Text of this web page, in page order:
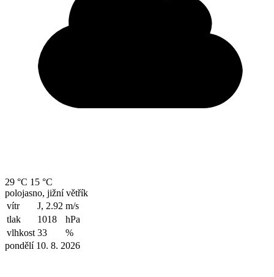
29 °C 15 °C
polojasno, jižní větřík
vítr
J, 2.92 m/s
tlak
1018
hPa
vlhkost 33
%
pondělí 10. 8. 2026